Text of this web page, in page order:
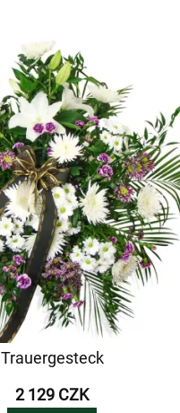
Trauergesteck
2 129 CZK